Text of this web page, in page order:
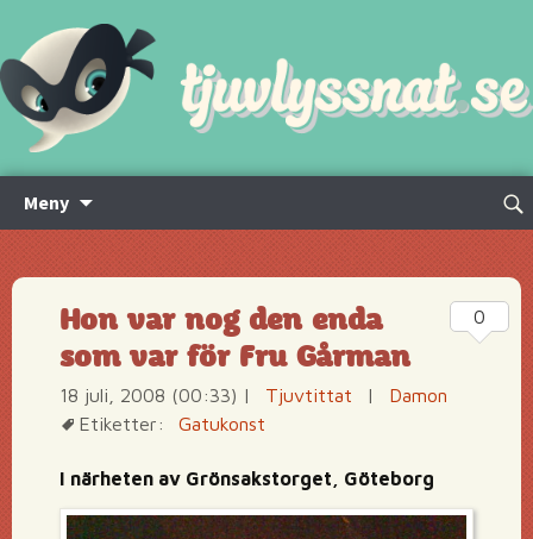
Meny
innehåll
Sök
Hon var nog den enda
som var för Fru Gårman
18 juli, 2008 (00:33) | Tjuvtittat |
Damon
Etiketter:
Gatukonst
I närheten av Grönsakstorget, Göteborg
0